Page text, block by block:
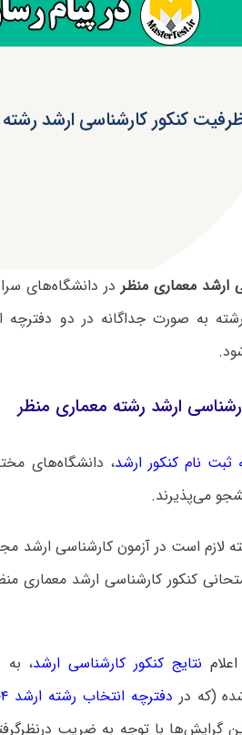
کنکور کارشناسی ارشد رشته
ارشد معماری منظردر دانشگاه‌های
به صورت جداگانه در دو دفترچه
ارشد رشته معماری منظر
ثبت نام کنکور ارشد، دانشگاه‌های
می‌پذیرند.
لازم است در آزمون کارشناسی ارشد
کنکور کارشناسی ارشد معماری
اعلام نتایج کنکور کارشناسی ارشد،
(که در دفترچه انتخاب رشته ارشد ۱۴۰۴
گرایش‌ها با توجه به ضریب